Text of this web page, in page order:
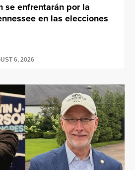
se enfrentarán por la
en las elecciones
6, 2026